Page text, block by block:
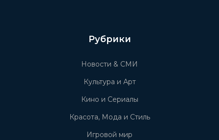
Рубрики
Новости & СМИ
Культура и Арт
Кино и Сериалы
Красота, Мода и Стиль
Игровой мир